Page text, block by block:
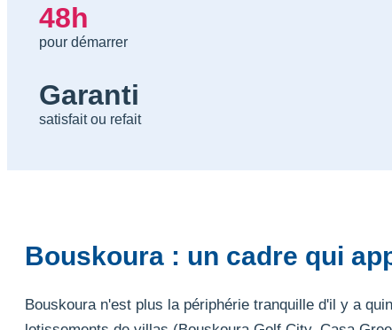
48h
pour démarrer
Garanti
satisfait ou refait
Bouskoura : un cadre qui
Bouskoura n'est plus la périphérie tranquille d'il y a